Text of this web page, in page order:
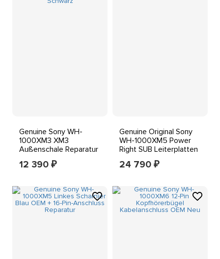
Genuine Sony WH-
1000XM3 XM3
Außenschale Reparatur
Links Schwarz
12 390 ₽
Genuine Original Sony
WH-1000XM5 Power
Right SUB Leiterplatten
Reparatur Kit
24 790 ₽